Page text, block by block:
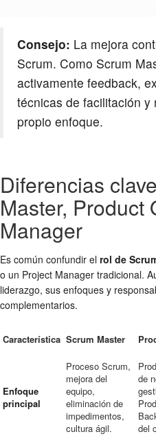
Consejo: La mejora
Scrum. Como Scrum
activamente feedback,
técnicas de facilitación y
propio enfoque.
Diferencias
Master, Product
Manager
Es común confundir el rol de
o un Project Manager tradicional.
liderazgo, sus enfoques y
complementarios.
Característica Scrum Master
Enfoque
principal
Proceso Scrum,
mejora del
equipo,
eliminación de
impedimentos,
cultura ágil.
de
del